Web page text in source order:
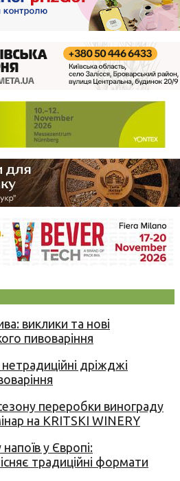
виклики та нові
пивоваріння
дріжджі
переробки винограду
на KRITSKI WINERY
у Європі:
традиційні формати